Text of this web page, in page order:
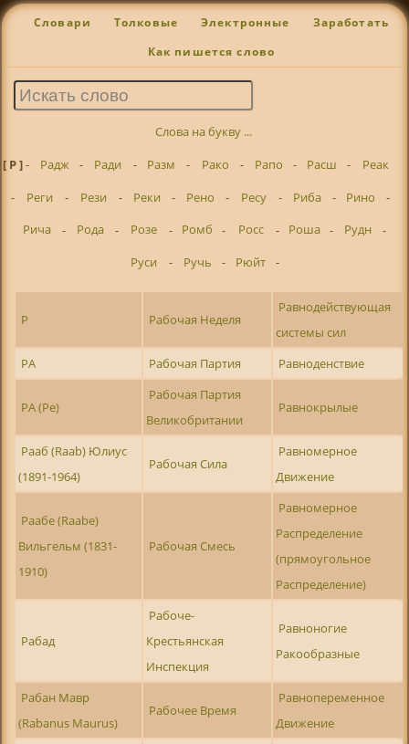
Словари Толковые Электронные Заработать
Как пишется слово
Слова на букву ...
[ Р ]- Радж - Ради - Разм - Рако - Рапо - Расш -
Реак
-
Реги - Рези - Реки - Рено - Ресу - Риба - Рино
-
Рича
- Рода - Розе - Ромб - Росс - Роша - Рудн
-
Руси
- Ручь - Рюйт -
Р Рабочая Неделя
Равнодействующая
системы сил
РА
Рабочая Партия Равноденствие
РА (Ре)
Рабочая Партия
Великобритании
Равнокрылые
Рааб (Raab) Юлиус
(1891-1964)
Рабочая Сила
Равномерное
Движение
Раабе (Raabe)
Вильгельм (1831-
1910)
Рабочая Смесь
Равномерное
Распределение
(прямоугольное
Распределение)
Рабад
Рабоче-
Крестьянская
Инспекция
Равноногие
Ракообразные
Рабан Мавр
(Rabanus Maurus)
Рабочее Время
Равнопеременное
Движение